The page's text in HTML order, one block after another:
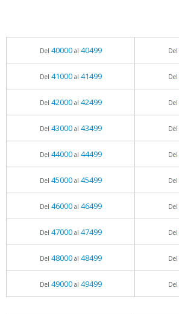
Del 40000al 40499 Del
Del 41000al 41499 Del
Del 42000al 42499 Del
Del 43000al 43499 Del
Del 44000al 44499 Del
Del 45000al 45499 Del
Del 46000al 46499 Del
Del 47000al 47499 Del
Del 48000al 48499 Del
Del 49000al 49499 Del